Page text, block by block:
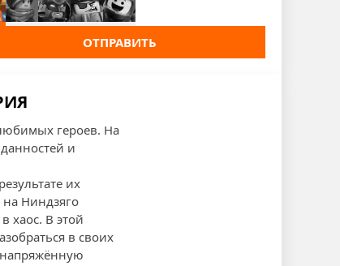
ОТПРАВИТЬ
героев. На
и
их
Ниндзяго
хаос. В этой
в своих
напряжённую